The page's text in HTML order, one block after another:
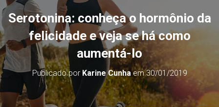
Serotonina: conheça o hormônio da
felicidade e veja se há como
aumentá-lo
Publicado por Karine Cunhaem30/01/2019